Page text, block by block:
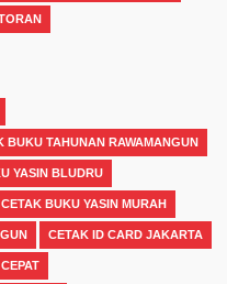
BUKU TAHUNAN RAWAMANGUN
YASIN BLUDRU
CETAK BUKU YASIN MURAH
CETAK ID CARD JAKARTA